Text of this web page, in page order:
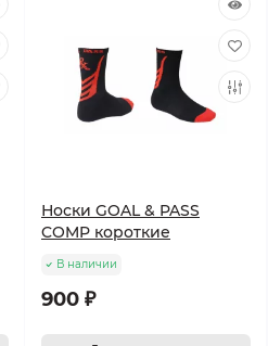
Носки GOAL & PASS
COMP короткие
В наличии
900 ₽